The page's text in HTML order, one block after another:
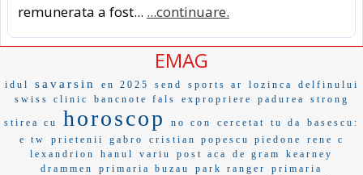
remunerata a fost... ...continuare.
EMAG
idul savarsin en 2025 send sports ar lozinca
delfinului
swiss clinic
bancnote fals expropriere padurea strong
stirea cu horoscop no con cercetat tu da
basescu:
e tw
prietenii gabro cristian popescu piedone
rene c
lexandrion
hanul variu post aca de gram
kearney
drammen
primaria buzau park ranger
primaria